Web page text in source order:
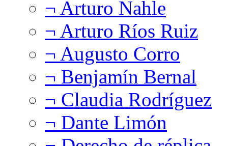
¬ Arturo Nahle
¬ Arturo Ríos Ruiz
¬ Augusto Corro
¬ Benjamín Bernal
¬ Claudia Rodríguez
¬ Dante Limón